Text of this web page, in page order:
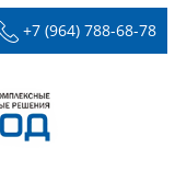
+7 (964) 788-68-78